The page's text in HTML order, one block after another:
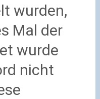
wurden,
Mal der
wurde
nicht